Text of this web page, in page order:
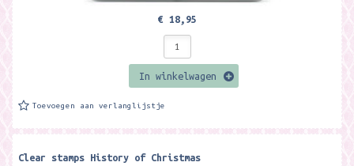
€ 18,95
In winkelwagen
Toevoegen aan verlanglijstje
Clear stamps History of Christmas